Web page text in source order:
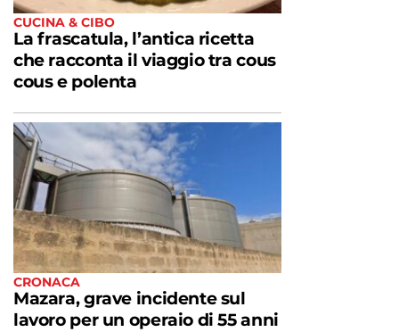
CUCINA & CIBO
La frascatula, l’antica ricetta
che racconta il viaggio tra cous
cous e polenta
CRONACA
Mazara, grave incidente sul
lavoro per un operaio di 55 anni